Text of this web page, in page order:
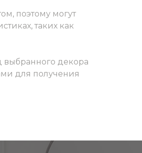
поэтому могут
таких как
выбранного декора
для получения